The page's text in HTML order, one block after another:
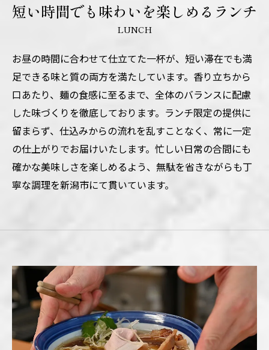
短い時間でも味わいを楽しめるランチ
LUNCH
お昼の時間に合わせて仕立てた一杯が、短い滞在でも満
足できる味と質の両方を満たしています。香り立ちから
口あたり、麺の食感に至るまで、全体のバランスに配慮
した味づくりを徹底しております。ランチ限定の提供に
留まらず、仕込みからの流れを乱すことなく、常に一定
の仕上がりでお届けいたします。忙しい日常の合間にも
確かな美味しさを楽しめるよう、無駄を省きながらも丁
寧な調理を新潟市にて貫いています。